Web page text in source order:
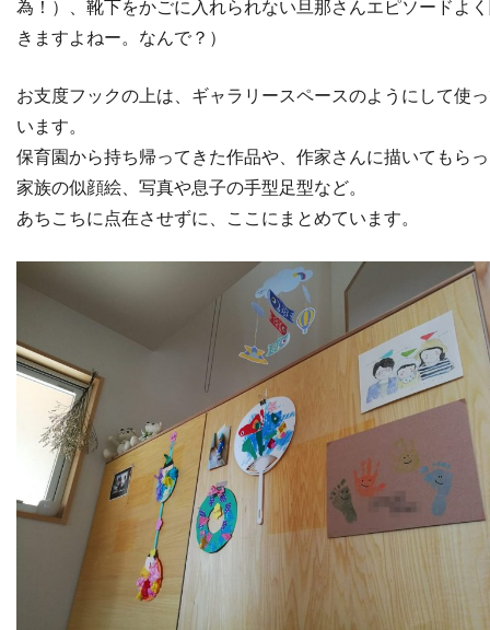
為！）、靴下をかごに入れられない旦那さんエピソードよ
きますよねー。なんで？）
お支度フックの上は、ギャラリースペースのようにして使
います。
保育園から持ち帰ってきた作品や、作家さんに描いてもら
家族の似顔絵、写真や息子の手型足型など。
あちこちに点在させずに、ここにまとめています。